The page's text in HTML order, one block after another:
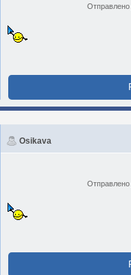
Отправлено
Osikava
Отправлено